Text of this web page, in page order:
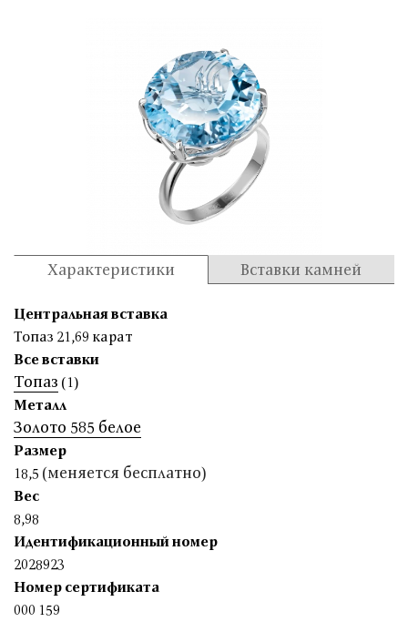
Характеристики Вставки камней
Центральная вставка
Топаз 21,69 карат
Все вставки
Топаз (1)
Металл
Золото 585 белое
Размер
18,5 (меняется бесплатно)
Вес
8,98
Идентификационный номер
2028923
Номер сертификата
000 159